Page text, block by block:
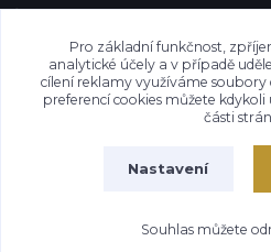
📞 +420 732 779 508
www.vysnenekabelky.cz
Pro základní funkčnost,
analytické účely a v případě
cílení reklamy využíváme soubory
preferencí cookies můžete
části
Nastavení
Souhlas můžete